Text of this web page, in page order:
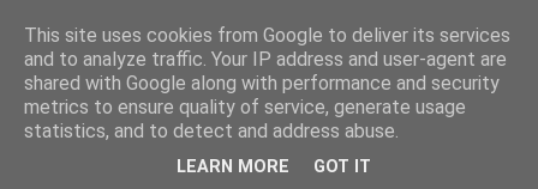
This site uses cookies from Google to deliver its services
and to analyze traffic. Your IP address and user-agent are
shared with Google along with performance and security
metrics to ensure quality of service, generate usage
statistics, and to detect and address abuse.
LEARN MORE GOT IT